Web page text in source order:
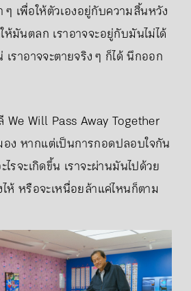
เพื่อให้ตัวเองอยู่กับความสิ้นหวัง
ให้มันตลก เราอาจจะอยู่กับมันไม่ได้
ราอาจจะตายจริง ๆ ก็ได้ นึกออก
Will Pass Away Together
อง หากแต่เป็นการกอดปลอบใจกัน
ไรจะเกิดขึ้น เราจะผ่านมันไปด้วย
ไห้ หรือจะเหนื่อยล้าแค่ไหนก็ตาม